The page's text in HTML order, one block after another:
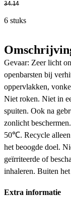
34.14
6 stuks
Gevaar: Zeer licht
openbarsten bij
oppervlakken,
Niet roken. Niet in
spuiten. Ook na
zonlicht
50℃. Recycle
het beoogde doel.
geïrriteerde of
inhaleren. Buiten
Extra informatie